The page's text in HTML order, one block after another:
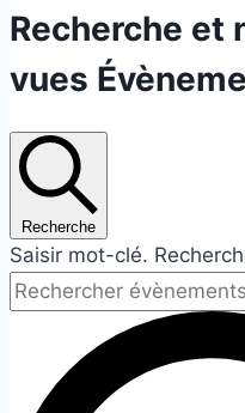
Évènements
for
juin
2026
Recherche et
vues
Recherche
Saisir mot-clé.